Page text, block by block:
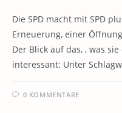
Die SPD macht mit SPD
Erneuerung, einer
Der Blick auf das, , was
interessant: Unter
0 KOMMENTARE